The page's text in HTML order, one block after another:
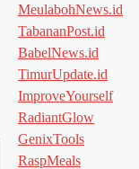
MeulabohNews.id
TabananPost.id
BabelNews.id
TimurUpdate.id
ImproveYourself
RadiantGlow
GenixTools
RaspMeals